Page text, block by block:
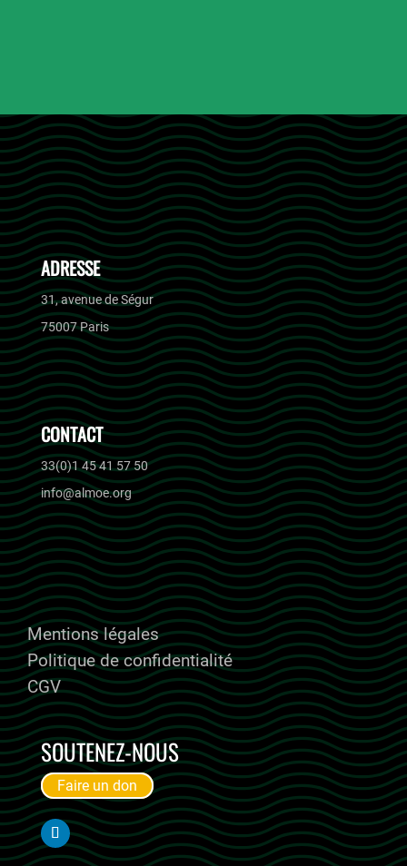
ADRESSE
31, avenue de Ségur
75007 Paris
CONTACT
33(0)1 45 41 57 50
info@almoe.org
ALMOE RECRUTE
Mentions légales
Politique de confidentialité
CGV
SOUTENEZ-NOUS
Faire un don